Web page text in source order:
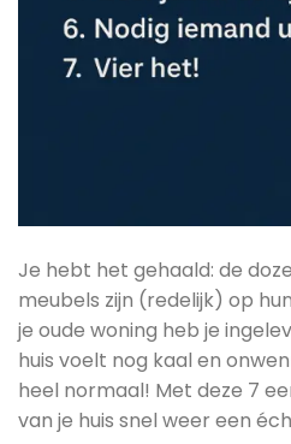
Je hebt het gehaald: de
meubels zijn (redelijk) op
je oude woning heb je
huis voelt nog kaal en
heel normaal! Met deze 7
van je huis snel weer een